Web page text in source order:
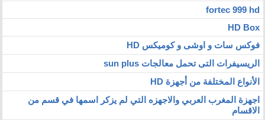
fortec 999 hd
HD Box
فوكس سات و اوشى و كوميكس HD
الريسيفرات التى تحمل معالجات sun plus
الأنواع المختلفة من أجهزة HD
اجهزة المغرب العربي والاجهزه التي لم يزكر اسمها في قسم من
الاقسام